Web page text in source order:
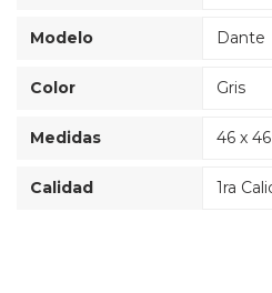
Modelo Dante
Color Gris
Medidas 46 x
Calidad 1ra